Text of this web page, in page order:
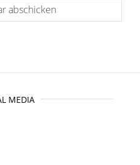
MEDIA
findet ihr bei